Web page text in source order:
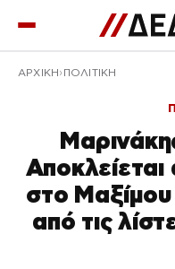
ΑΡΧΙΚΉ ΠΟΛΙΤΙΚΗ
στο Μαξίμου
από τις